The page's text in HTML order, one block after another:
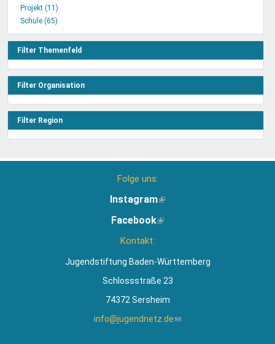
anwenden
Projekt (11)
anwenden
Schule (65)
Filter
anwenden
Filter Themenfeld
Filter Organisation
Filter Region
Folge uns:
Instagram(Link
extern)
Facebook(Link
Kontakt:
Jugendstiftung Baden-Württemberg
Schlossstraße 23
74372 Sersheim
info@jugendnetz.de(Link